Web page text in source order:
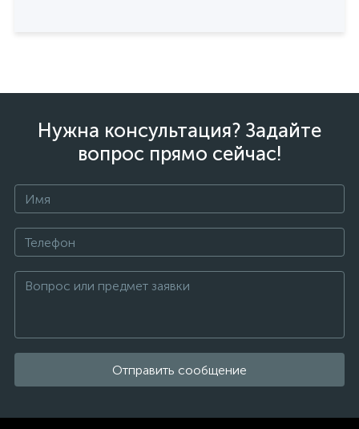
Нужна консультация? Задайте
вопрос прямо сейчас!
Отправить сообщение